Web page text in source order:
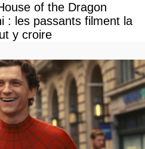
of the Dragon
: les passants filment la
y croire